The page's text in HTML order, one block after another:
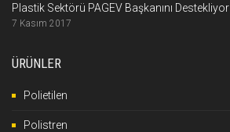
Plastik Sektörü PAGEV Başkanını Destekliyor
7 Kasım 2017
ÜRÜNLER
Polietilen
Polistren